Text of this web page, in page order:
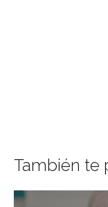
También te